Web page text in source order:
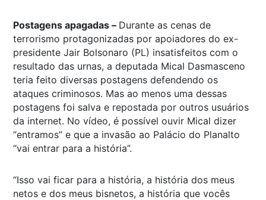
Postagens apagadas – Durante as cenas de
terrorismo protagonizadas por apoiadores do ex-
presidente Jair Bolsonaro (PL) insatisfeitos com o
resultado das urnas, a deputada Mical Dasmasceno
teria feito diversas postagens defendendo os
ataques criminosos. Mas ao menos uma dessas
postagens foi salva e repostada por outros usuários
da internet. No vídeo, é possível ouvir Mical dizer
“entramos” e que a invasão ao Palácio do Planalto
“vai entrar para a história”.
“Isso vai ficar para a história, a história dos meus
netos e dos meus bisnetos, a história que vocês